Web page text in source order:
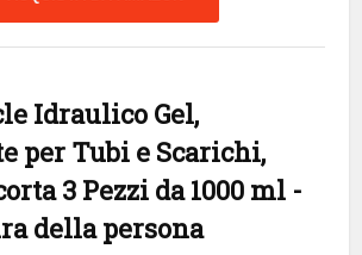
Idraulico Gel,
per Tubi e Scarichi,
3 Pezzi da 1000 ml -
della persona